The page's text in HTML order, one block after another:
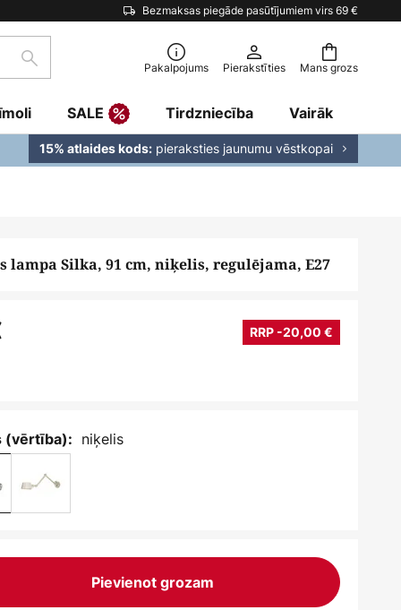
Bezmaksas piegāde pasūtījumiem virs 69 €
Mans grozs
Meklēšana Pakalpojums Pierakstīties
SALE Tirdzniecība Vairāk
15% atlaides kods: pieraksties jaunumu vēstkopai
lampa Silka, 91 cm, niķelis, regulējama, E27
RRP -20,00 €
(vērtība): niķelis
Pievienot grozam